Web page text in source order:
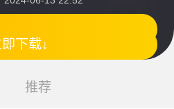
下载↓
推荐